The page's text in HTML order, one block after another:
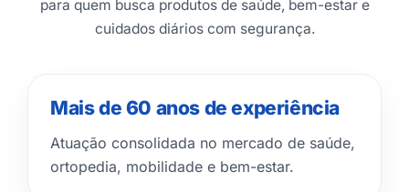
para quem busca produtos de saúde, bem-estar e
cuidados diários com segurança.
Mais de 60 anos de experiência
Atuação consolidada no mercado de saúde,
ortopedia, mobilidade e bem-estar.